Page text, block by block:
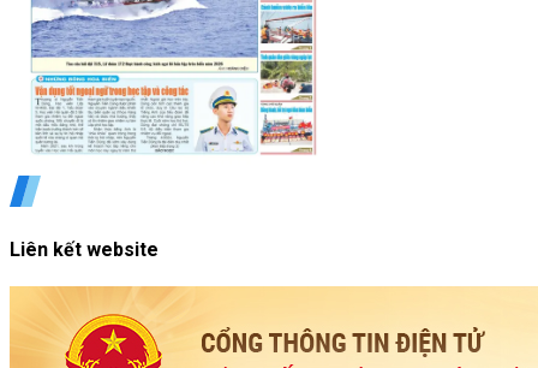
Liên kết website